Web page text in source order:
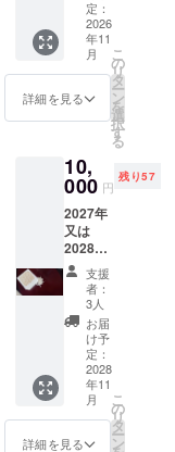
けます
冷蔵庫
へ保存
後、1週
間を目
安にお
ちらの
品は農
導、及
び機材
の貸し
出しを
して下
さる坂
本農
園 坂
本藤雄
様から
の提供
になり
ます。
5kg（精
米済
み）を
お届け
させて
頂きま
す 到着
後1ヶ月
お召し
上がり
下さい
涼しい
日陰に
保管お
願いし
ます
定：
2026
年11
月
詳細を見る
こ
の
リ
タ
ー
ン
を
選
択
す
る
10,
000 円
残り57
2027年
又は
2028年
収穫 長
野県
産 銘
柄「風
さや
か」新
米！内
容量5kg
（精米
済み）
をお届
支援
者：
3人
お届
け予
定：
2028
年11
月
詳細を見る
こ
の
リ
タ
ー
ン